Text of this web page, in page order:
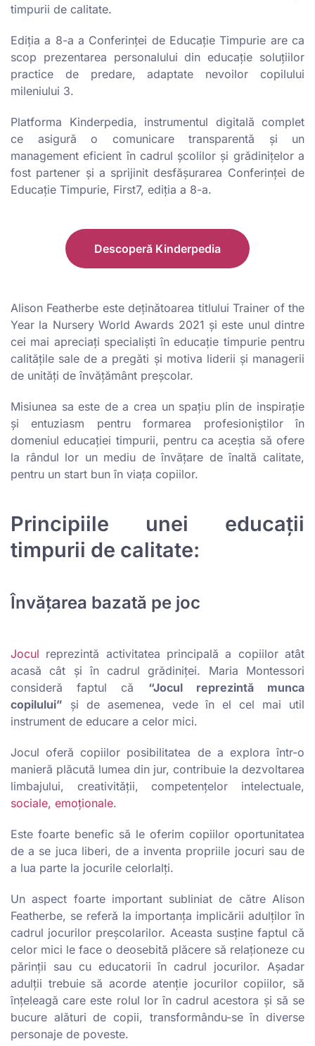
timpurii de calitate.
Ediţia a 8-a a Conferinţei de Educaţie Timpurie are ca
scop prezentarea personalului din educaţie soluţiilor
practice de predare, adaptate nevoilor copilului
mileniului 3.
Platforma Kinderpedia, instrumentul digitală complet
ce asigură o comunicare transparentă şi un
management eficient în cadrul şcolilor şi grădiniţelor a
fost partener şi a sprijinit desfăşurarea Conferinţei de
Educaţie Timpurie, First7, ediţia a 8-a.
Descoperă Kinderpedia
Alison Featherbe este deținătoarea titlului Trainer of the
Year la Nursery World Awards 2021 şi este unul dintre
cei mai apreciaţi specialişti în educaţie timpurie pentru
calităţile sale de a pregăti şi motiva liderii şi managerii
de unităţi de învăţământ preşcolar.
Misiunea sa este de a crea un spaţiu plin de inspiraţie
şi entuziasm pentru formarea profesioniştilor în
domeniul educaţiei timpurii, pentru ca aceştia să ofere
la rândul lor un mediu de învăţare de înaltă calitate,
pentru un start bun în viaţa copiilor.
Principiile unei educaţii
timpurii de calitate:
Învățarea bazată pe joc
Jocul reprezintă activitatea principală a copiilor atât
acasă cât și în cadrul grădiniței. Maria Montessori
consideră faptul că “Jocul reprezintă munca
copilului” şi de asemenea, vede în el cel mai util
instrument de educare a celor mici.
Jocul oferă copiilor posibilitatea de a explora într-o
manieră plăcută lumea din jur, contribuie la dezvoltarea
limbajului, creativității, competențelor intelectuale,
sociale, emoționale.
Este foarte benefic să le oferim copiilor oportunitatea
de a se juca liberi, de a inventa propriile jocuri sau de
a lua parte la jocurile celorlalţi.
Un aspect foarte important subliniat de către Alison
Featherbe, se referă la importanța implicării adulților în
cadrul jocurilor preșcolarilor. Aceasta susține faptul că
celor mici le face o deosebită plăcere să relaționeze cu
părinții sau cu educatorii în cadrul jocurilor. Așadar
adulții trebuie să acorde atenție jocurilor copiilor, să
înțeleagă care este rolul lor în cadrul acestora și să se
bucure alături de copii, transformându-se în diverse
personaje de poveste.